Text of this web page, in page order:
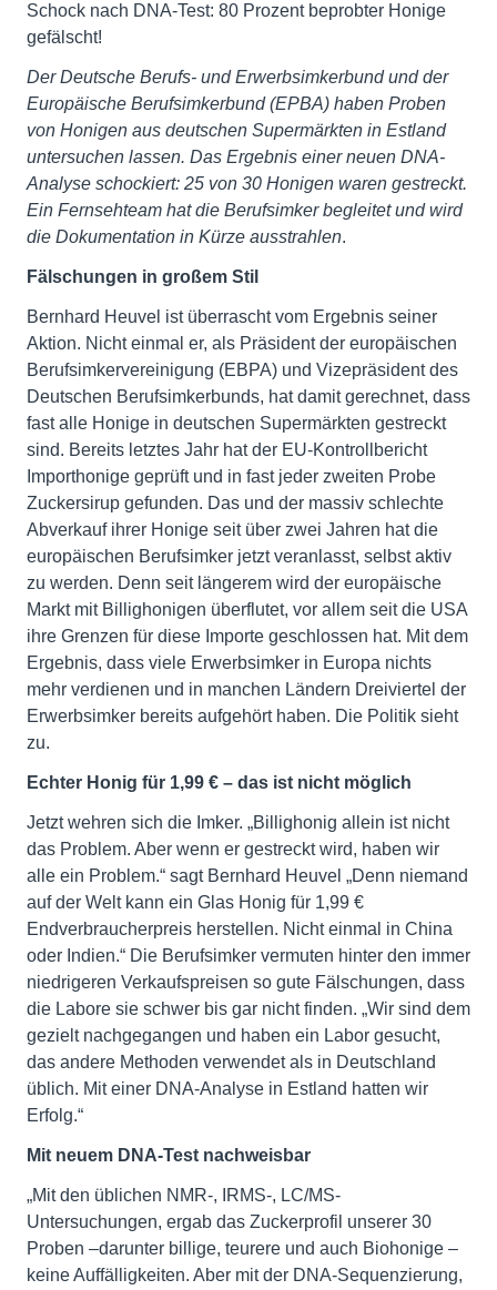
Schock nach DNA-Test: 80 Prozent beprobter Honige
gefälscht!
Der Deutsche Berufs- und Erwerbsimkerbund und der
Europäische Berufsimkerbund (EPBA) haben Proben
von Honigen aus deutschen Supermärkten in Estland
untersuchen lassen. Das Ergebnis einer neuen DNA-
Analyse schockiert: 25 von 30 Honigen waren gestreckt.
Ein Fernsehteam hat die Berufsimker begleitet und wird
die Dokumentation in Kürze ausstrahlen.
Fälschungen in großem Stil
Bernhard Heuvel ist überrascht vom Ergebnis seiner
Aktion. Nicht einmal er, als Präsident der europäischen
Berufsimkervereinigung (EBPA) und Vizepräsident des
Deutschen Berufsimkerbunds, hat damit gerechnet, dass
fast alle Honige in deutschen Supermärkten gestreckt
sind. Bereits letztes Jahr hat der EU-Kontrollbericht
Importhonige geprüft und in fast jeder zweiten Probe
Zuckersirup gefunden. Das und der massiv schlechte
Abverkauf ihrer Honige seit über zwei Jahren hat die
europäischen Berufsimker jetzt veranlasst, selbst aktiv
zu werden. Denn seit längerem wird der europäische
Markt mit Billighonigen überflutet, vor allem seit die USA
ihre Grenzen für diese Importe geschlossen hat. Mit dem
Ergebnis, dass viele Erwerbsimker in Europa nichts
mehr verdienen und in manchen Ländern Dreiviertel der
Erwerbsimker bereits aufgehört haben. Die Politik sieht
zu.
Echter Honig für 1,99 € – das ist nicht möglich
Jetzt wehren sich die Imker. „Billighonig allein ist nicht
das Problem. Aber wenn er gestreckt wird, haben wir
alle ein Problem.“ sagt Bernhard Heuvel „Denn niemand
auf der Welt kann ein Glas Honig für 1,99 €
Endverbraucherpreis herstellen. Nicht einmal in China
oder Indien.“ Die Berufsimker vermuten hinter den immer
niedrigeren Verkaufspreisen so gute Fälschungen, dass
die Labore sie schwer bis gar nicht finden. „Wir sind dem
gezielt nachgegangen und haben ein Labor gesucht,
das andere Methoden verwendet als in Deutschland
üblich. Mit einer DNA-Analyse in Estland hatten wir
Erfolg.“
Mit neuem DNA-Test nachweisbar
„Mit den üblichen NMR-, IRMS-, LC/MS-
Untersuchungen, ergab das Zuckerprofil unserer 30
Proben –darunter billige, teurere und auch Biohonige –
keine Auffälligkeiten. Aber mit der DNA-Sequenzierung,